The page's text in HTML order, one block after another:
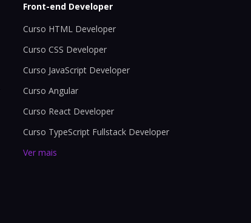
Front-end Developer
Curso HTML Developer
Curso CSS Developer
Curso JavaScript Developer
Curso Angular
Curso React Developer
Curso TypeScript Fullstack Developer
Ver mais